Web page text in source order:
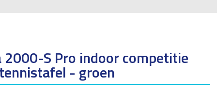
2000-S Pro indoor competitie
- groen